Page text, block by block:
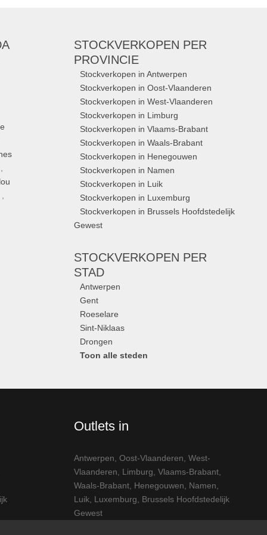
STOCKVERKOPEN PER
PROVINCIE
Stockverkopen in Antwerpen
Stockverkopen in Oost-Vlaanderen
Stockverkopen in West-Vlaanderen
Stockverkopen in Limburg
Stockverkopen in Vlaams-Brabant
Stockverkopen in Waals-Brabant
Stockverkopen in Henegouwen
Stockverkopen in Namen
Stockverkopen in Luik
Stockverkopen in Luxemburg
Stockverkopen in Brussels Hoofdstedelijk
Gewest
STOCKVERKOPEN PER
STAD
Antwerpen
Gent
Roeselare
Sint-Niklaas
Drongen
Toon alle steden
Outlets in
Antwerpen ,Oost-Vlaanderen ,West-
Vlaanderen
Limburg ,Vlaams-Brabant
Waals-Brabant Henegouwen Namen
Luik Luxemburg
Brussels Hoofdstedelijk
Gewest